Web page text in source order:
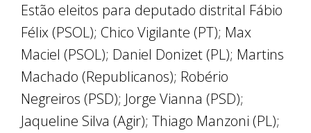
Estão eleitos para deputado distrital Fábio
Félix (PSOL); Chico Vigilante (PT); Max
Maciel (PSOL); Daniel Donizet (PL); Martins
Machado (Republicanos); Robério
Negreiros (PSD); Jorge Vianna (PSD);
Jaqueline Silva (Agir); Thiago Manzoni (PL);